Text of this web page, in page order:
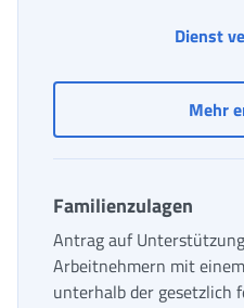
Dienst
Mehr
Familienzulagen
Antrag auf
Arbeitnehmern mit
unterhalb der gesetzlich